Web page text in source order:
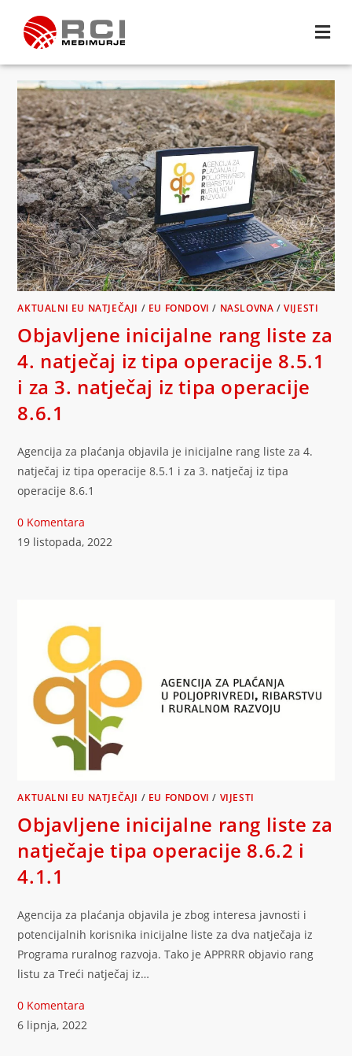
AKTUALNI EU NATJEČAJI / EU FONDOVI / NASLOVNA /VIJESTI
Objavljene inicijalne rang liste za
4. natječaj iz tipa operacije 8.5.1
i za 3. natječaj iz tipa operacije
8.6.1
Agencija za plaćanja objavila je inicijalne rang liste za 4.
natječaj iz tipa operacije 8.5.1 i za 3. natječaj iz tipa
operacije 8.6.1
0 Komentara
19 listopada, 2022
AKTUALNI EU NATJEČAJI / EU FONDOVI / VIJESTI
Objavljene inicijalne rang liste za
natječaje tipa operacije 8.6.2 i
4.1.1
Agencija za plaćanja objavila je zbog interesa javnosti i
potencijalnih korisnika inicijalne liste za dva natječaja iz
Programa ruralnog razvoja. Tako je APPRRR objavio rang
listu za Treći natječaj iz…
0 Komentara
6 lipnja, 2022